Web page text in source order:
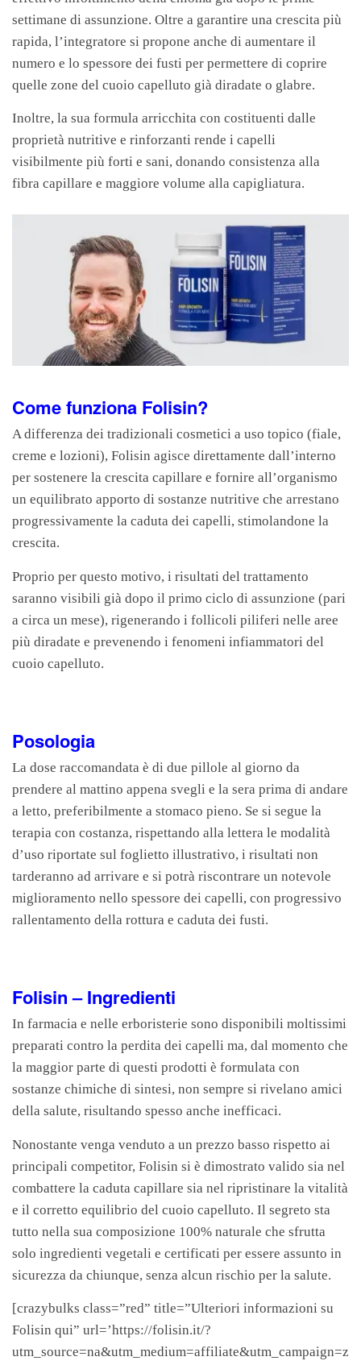
settimane di assunzione. Oltre a garantire una crescita più
rapida, l’integratore si propone anche di aumentare il
numero e lo spessore dei fusti per permettere di coprire
quelle zone del cuoio capelluto già diradate o glabre.
Inoltre, la sua formula arricchita con costituenti dalle
proprietà nutritive e rinforzanti rende i capelli
visibilmente più forti e sani, donando consistenza alla
fibra capillare e maggiore volume alla capigliatura.
Come funziona Folisin?
A differenza dei tradizionali cosmetici a uso topico (fiale,
creme e lozioni), Folisin agisce direttamente dall’interno
per sostenere la crescita capillare e fornire all’organismo
un equilibrato apporto di sostanze nutritive che arrestano
progressivamente la caduta dei capelli, stimolandone la
crescita.
Proprio per questo motivo, i risultati del trattamento
saranno visibili già dopo il primo ciclo di assunzione (pari
a circa un mese), rigenerando i follicoli piliferi nelle aree
più diradate e prevenendo i fenomeni infiammatori del
cuoio capelluto.
Posologia
La dose raccomandata è di due pillole al giorno da
prendere al mattino appena svegli e la sera prima di andare
a letto, preferibilmente a stomaco pieno. Se si segue la
terapia con costanza, rispettando alla lettera le modalità
d’uso riportate sul foglietto illustrativo, i risultati non
tarderanno ad arrivare e si potrà riscontrare un notevole
miglioramento nello spessore dei capelli, con progressivo
rallentamento della rottura e caduta dei fusti.
Folisin – Ingredienti
In farmacia e nelle erboristerie sono disponibili moltissimi
preparati contro la perdita dei capelli ma, dal momento che
la maggior parte di questi prodotti è formulata con
sostanze chimiche di sintesi, non sempre si rivelano amici
della salute, risultando spesso anche inefficaci.
Nonostante venga venduto a un prezzo basso rispetto ai
principali competitor, Folisin si è dimostrato valido sia nel
combattere la caduta capillare sia nel ripristinare la vitalità
e il corretto equilibrio del cuoio capelluto. Il segreto sta
tutto nella sua composizione 100% naturale che sfrutta
solo ingredienti vegetali e certificati per essere assunto in
sicurezza da chiunque, senza alcun rischio per la salute.
[crazybulks class=”red” title=”Ulteriori informazioni su
Folisin qui” url=’https://folisin.it/?
utm_source=na&utm_medium=affiliate&utm_campaign=z